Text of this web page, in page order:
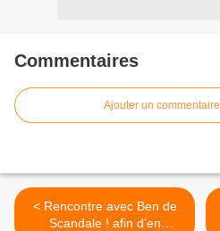
Commentaires
Ajouter un commentaire
< Rencontre avec Ben de
Scandale ! afin d’en